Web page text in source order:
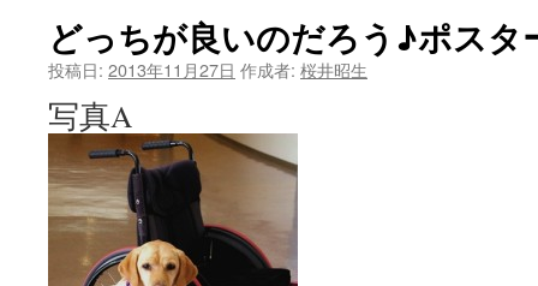
どっちが良いのだろう♪ポスタ
投稿日: 2013年11月27日 作成者: 桜井昭生
写真A